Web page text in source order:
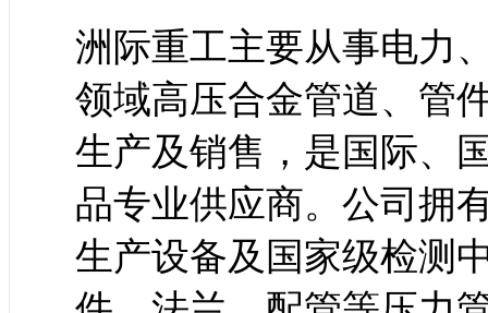
洲际重工主要从事电力
领域高压合金管道、管
生产及销售，是国际、
品专业供应商。公司拥
生产设备及国家级检测